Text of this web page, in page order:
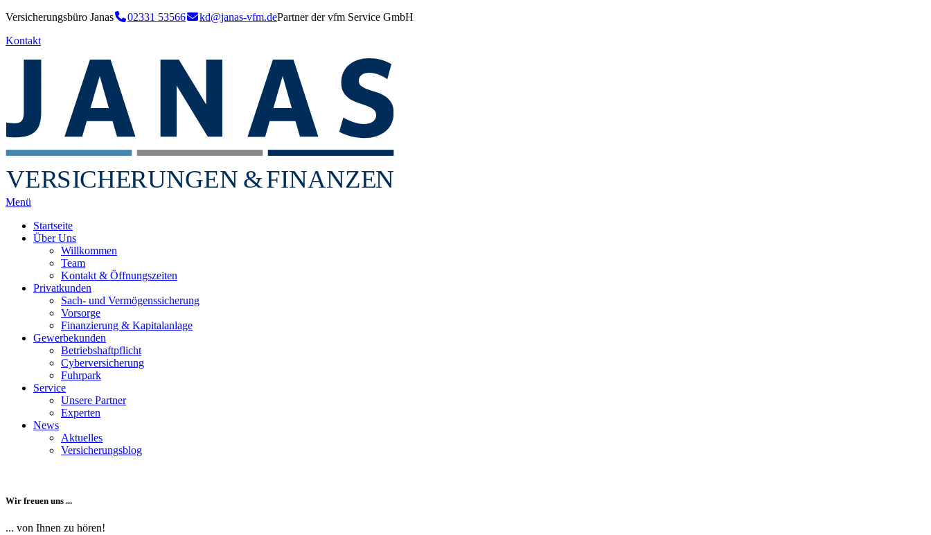
Versicherungsbüro Janas 02331 53566 kd@janas-vfm.dePartner der vfm Service GmbH
Kontakt
VERSICHERUNGEN&FINANZEN
Menü
Startseite
Über Uns
Willkommen
Team
Kontakt & Öffnungszeiten
Privatkunden
Sach- und Vermögenssicherung
Vorsorge
Finanzierung & Kapitalanlage
Gewerbekunden
Betriebshaftpflicht
Cyberversicherung
Fuhrpark
Service
Unsere Partner
Experten
News
Aktuelles
Versicherungsblog
Wir freuen uns ...
... von Ihnen zu hören!